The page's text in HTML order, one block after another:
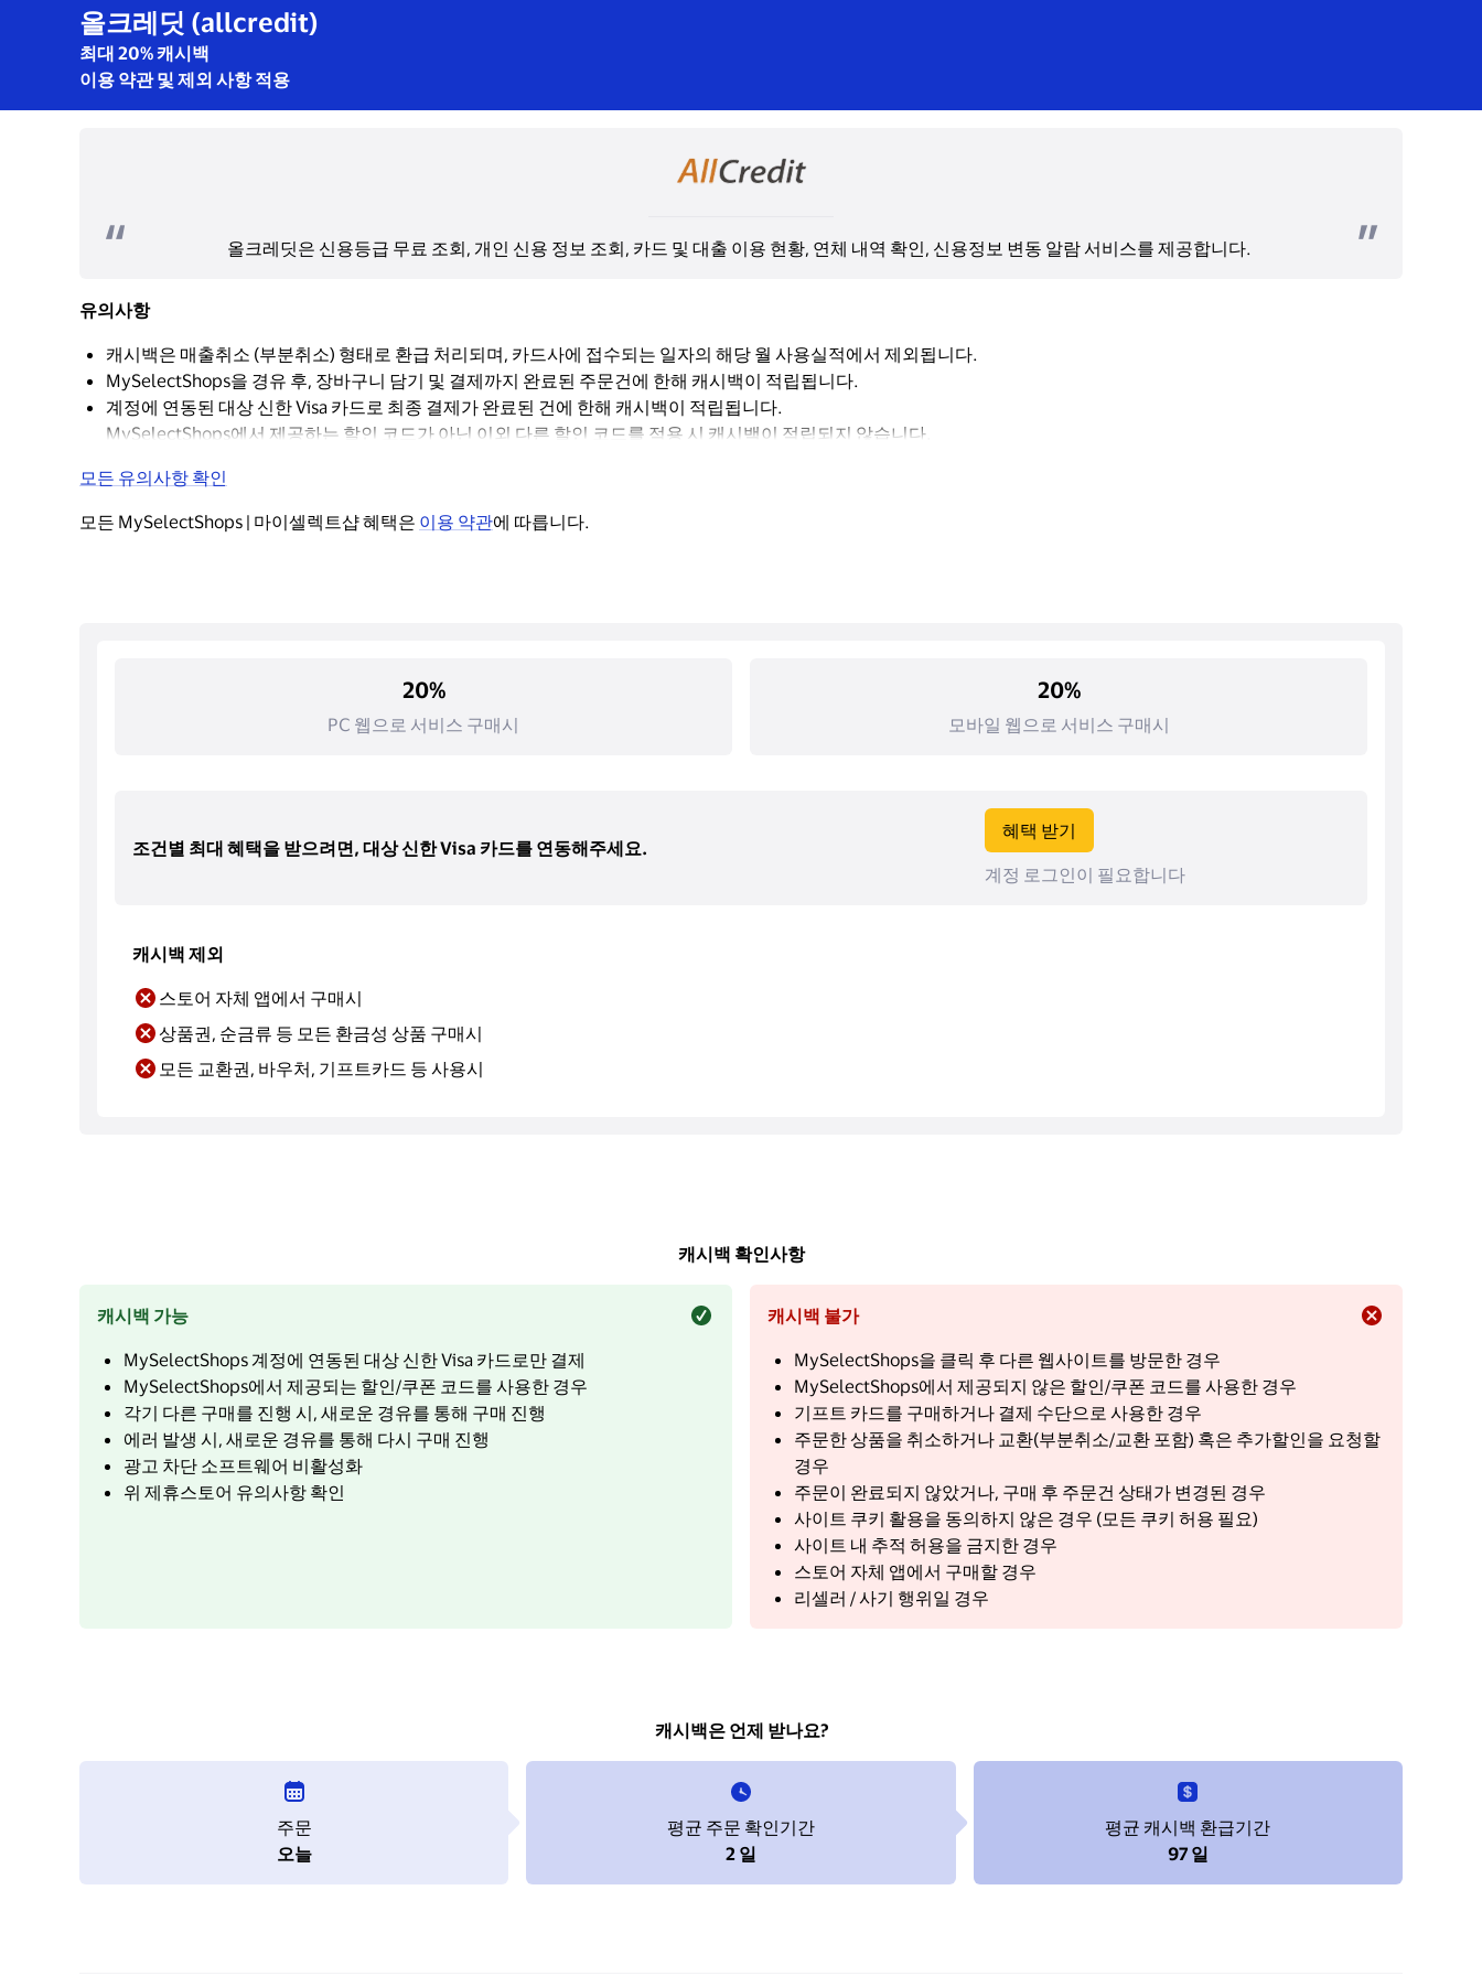
올크레딧 (allcredit)
최대 20% 캐시백
이용 약관 및 제외 사항 적용
올크레딧은 신용등급 무료 조회, 개인 신용 정보 조회, 카드 및 대출 이용 현황, 연체 내역 확인, 신용정보 변동 알람 서비스를 제공합니다.
유의사항
캐시백은 매출취소 (부분취소) 형태로 환급 처리되며, 카드사에 접수되는 일자의 해당 월 사용실적에서 제외됩니다.
MySelectShops을 경유 후, 장바구니 담기 및 결제까지 완료된 주문건에 한해 캐시백이 적립됩니다.
계정에 연동된 대상 신한 Visa 카드로 최종 결제가 완료된 건에 한해 캐시백이 적립됩니다.
MySelectShops에서 제공하는 할인 코드가 아닌 이외 다른 할인 코드를 적용 시 캐시백이 적립되지 않습니다.
모든 유의사항 확인
모든 MySelectShops | 마이셀렉트샵 혜택은 이용 약관에 따릅니다.
20%
PC 웹으로 서비스 구매시
20%
모바일 웹으로 서비스 구매시
조건별 최대 혜택을 받으려면, 대상 신한 Visa 카드를 연동해주세요.
혜택 받기
계정 로그인이 필요합니다
캐시백 제외
스토어 자체 앱에서 구매시
상품권, 순금류 등 모든 환금성 상품 구매시
모든 교환권, 바우처, 기프트카드 등 사용시
캐시백 확인사항
캐시백 가능
MySelectShops 계정에 연동된 대상 신한 Visa 카드로만 결제
MySelectShops에서 제공되는 할인/쿠폰 코드를 사용한 경우
각기 다른 구매를 진행 시, 새로운 경유를 통해 구매 진행
에러 발생 시, 새로운 경유를 통해 다시 구매 진행
광고 차단 소프트웨어 비활성화
위 제휴스토어 유의사항 확인
캐시백 불가
MySelectShops을 클릭 후 다른 웹사이트를 방문한 경우
MySelectShops에서 제공되지 않은 할인/쿠폰 코드를 사용한 경우
기프트 카드를 구매하거나 결제 수단으로 사용한 경우
주문한 상품을 취소하거나 교환(부분취소/교환 포함) 혹은 추가할인을 요청할
경우
주문이 완료되지 않았거나, 구매 후 주문건 상태가 변경된 경우
사이트 쿠키 활용을 동의하지 않은 경우 (모든 쿠키 허용 필요)
사이트 내 추적 허용을 금지한 경우
스토어 자체 앱에서 구매할 경우
리셀러 / 사기 행위일 경우
캐시백은 언제 받나요?
주문
오늘
평균 주문 확인기간
2 일
평균 캐시백 환급기간
97 일